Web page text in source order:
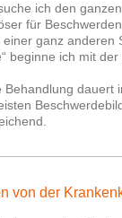
ich den
für
ganz anderen
beginne ich mit
Behandlung dauert
von der